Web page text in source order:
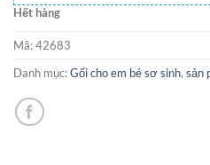
Hết hàng
Mã:42683
Danh mục:Gối cho em bé sơ sinh, sản